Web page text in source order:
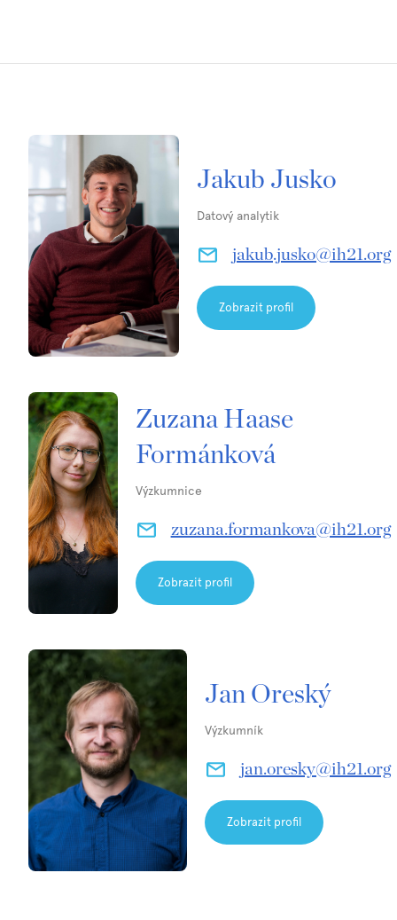
Jakub Jusko
Datový analytik
jakub.jusko@ih21.org
Zobrazit profil
Zuzana Haase
Formánková
Výzkumnice
zuzana.formankova@ih21.org
Zobrazit profil
Jan Oreský
Výzkumník
jan.oresky@ih21.org
Zobrazit profil